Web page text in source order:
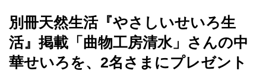
別冊天然生活『やさしいせいろ生
活』掲載「曲物工房清水」さんの中
華せいろを、2名さまにプレゼント